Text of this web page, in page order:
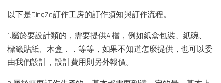
以下是DingZo訂作工房的訂作須知與訂作流程。
1.屬於要設計類的，需要提供AI檔，例如紙盒包裝、紙碗、
標籤貼紙、木盒．．等等，如果不知道怎麼提供，也可以委
由我們設計，設計費用則另外報價。